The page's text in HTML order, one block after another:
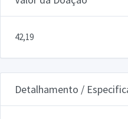
42,19
Detalhamento /